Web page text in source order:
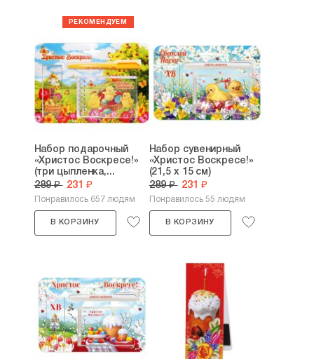
Набор подарочный
«Христос Воскресе!»
(три цыпленка,...
289 ₽ 231 ₽
Понравилось 657 людям
В КОРЗИНУ
Набор сувенирный
«Христос Воскресе!»
(21,5 х 15 см)
289 ₽ 231 ₽
Понравилось 55 людям
В КОРЗИНУ